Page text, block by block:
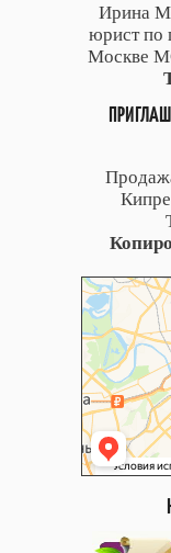
Ирина
юрист по
Москве